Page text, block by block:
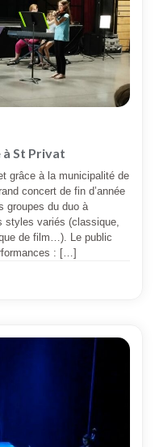
à St Privat
grâce à la municipalité de
concert de fin d’année
groupes du duo à
styles variés (classique,
de film…). Le public
: […]